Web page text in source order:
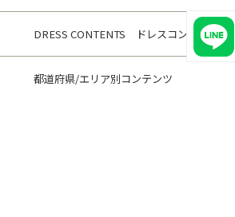
DRESS CONTENTS ドレスコンテンツ
都道府県/エリア別コンテンツ